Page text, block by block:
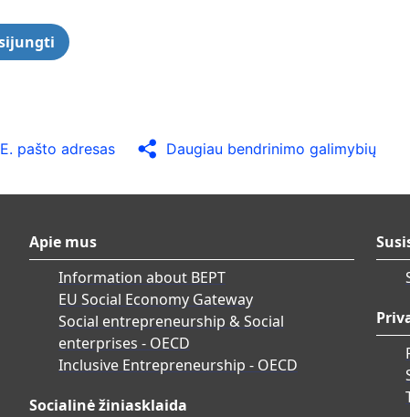
E. pašto adresas Daugiau bendrinimo galimybių
Apie mus
Information about BEPT
EU Social Economy Gateway
Social entrepreneurship & Social
enterprises - OECD
Inclusive Entrepreneurship - OECD
Socialinė žiniasklaida